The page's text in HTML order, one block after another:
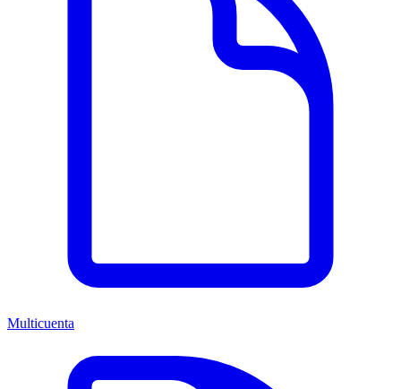
Multicuenta